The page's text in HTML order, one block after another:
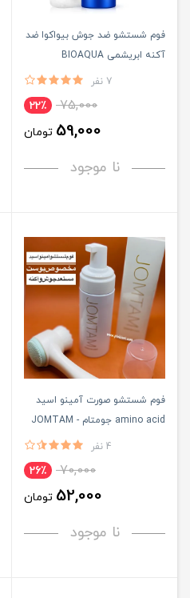
فوم شستشو ضد جوش بیواکوا ضد
آکنه ابریشمی BIOAQUA
7 نفر
75,000 22٪
59,000 تومان
نا موجود
فوم شستشو صورت آمینو اسید
amino acid جومتام - JOMTAM
4 نفر
70,000 26٪
52,000 تومان
نا موجود